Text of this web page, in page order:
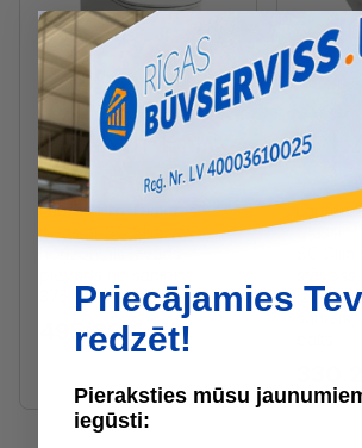
Ražotāja noliktavā
Laufen Pro Tualetes
pods ar SC Slim vāku,
375x650mm, balts
495.89 €/gab
Laufen
izvads,
Priecājamies
redzēt!
Pieraksties mūsu
iegūsti: